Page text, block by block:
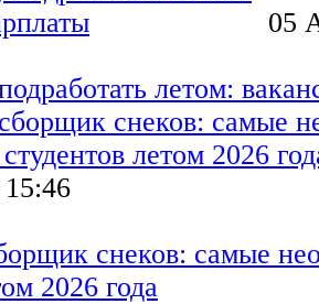
05
летом:
снеков: самые
2026 года